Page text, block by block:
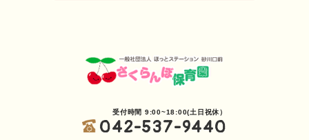
受付時間 9:00~18:00(土日祝休）
042-537-9440